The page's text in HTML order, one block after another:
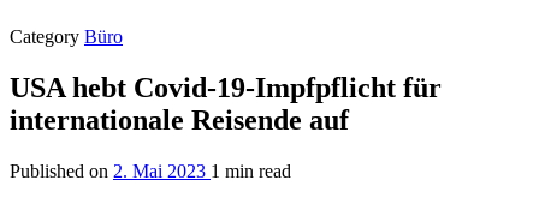
Category Büro
USA hebt Covid-19-Impfpflicht für
internationale Reisende auf
Published on 2. Mai 2023 1 min read